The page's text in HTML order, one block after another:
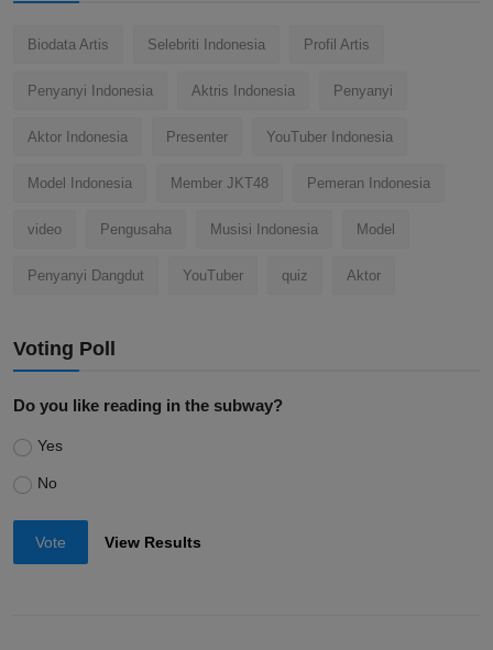
Biodata Artis Selebriti Indonesia Profil Artis
Penyanyi Indonesia Aktris Indonesia Penyanyi
Aktor Indonesia Presenter YouTuber Indonesia
Model Indonesia Member JKT48 Pemeran Indonesia
video Pengusaha Musisi Indonesia Model
Penyanyi Dangdut YouTuber quiz Aktor
Voting Poll
Do you like reading in the subway?
Yes
No
Vote View Results